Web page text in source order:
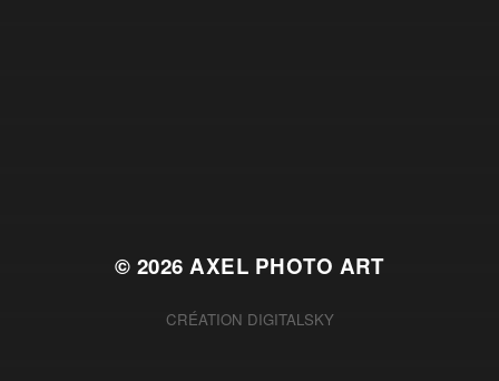
© 2026AXEL PHOTO ART
CRÉATION DIGITALSKY